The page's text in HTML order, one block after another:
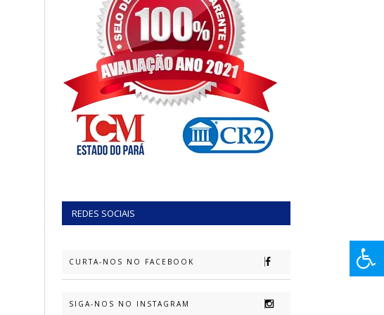
REDES SOCIAIS
CURTA-NOS NO FACEBOOK
SIGA-NOS NO INSTAGRAM